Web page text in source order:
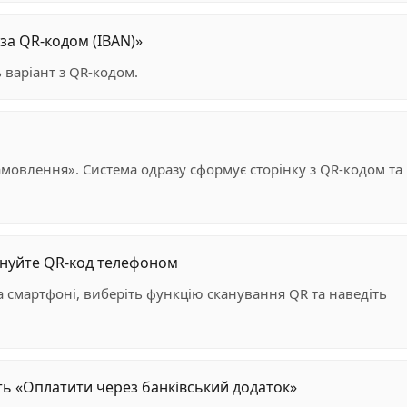
QR-кодом (IBAN)»
з QR-кодом.
Система одразу сформує сторінку з QR-кодом та
QR-код телефоном
виберіть функцію сканування QR та наведіть
«Оплатити через банківський додаток»